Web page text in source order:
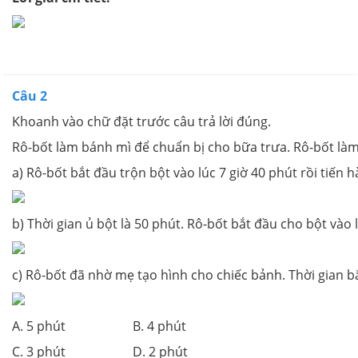
Câu 2
Khoanh vào chữ đặt trước câu trả lời đúng.
Rô-bốt làm bánh mì để chuẩn bị cho bữa trưa. Rô-bốt
a) Rô-bốt bắt đầu trộn bột vào lúc 7 giờ 40 phút rồi tiến
b) Thời gian ủ bột là 50 phút. Rô-bốt bắt đầu cho bột
c) Rô-bốt đã nhờ mẹ tạo hình cho chiếc bảnh. Thời
A. 5 phút B. 4 phút
C. 3 phút D. 2 phút